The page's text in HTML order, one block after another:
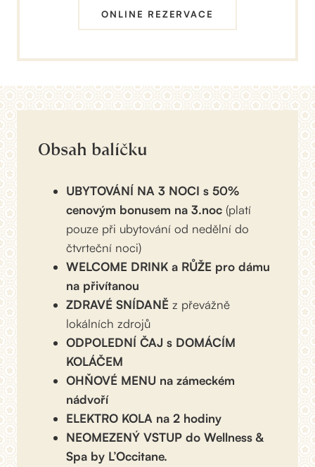
ONLINE REZERVACE
Obsah balíčku
UBYTOVÁNÍ NA 3 NOCI s 50%
cenovým bonusem na 3.noc (platí
pouze při ubytování od nedělní do
čtvrteční noci)
WELCOME DRINK a RŮŽE pro dámu
na přivítanou
ZDRAVÉ SNÍDANĚ z převážně
lokálních zdrojů
ODPOLEDNÍ ČAJ s DOMÁCÍM
KOLÁČEM
OHŇOVÉ MENU na zámeckém
nádvoří
ELEKTRO KOLA na 2 hodiny
NEOMEZENÝ VSTUP do Wellness &
Spa by L’Occitane.